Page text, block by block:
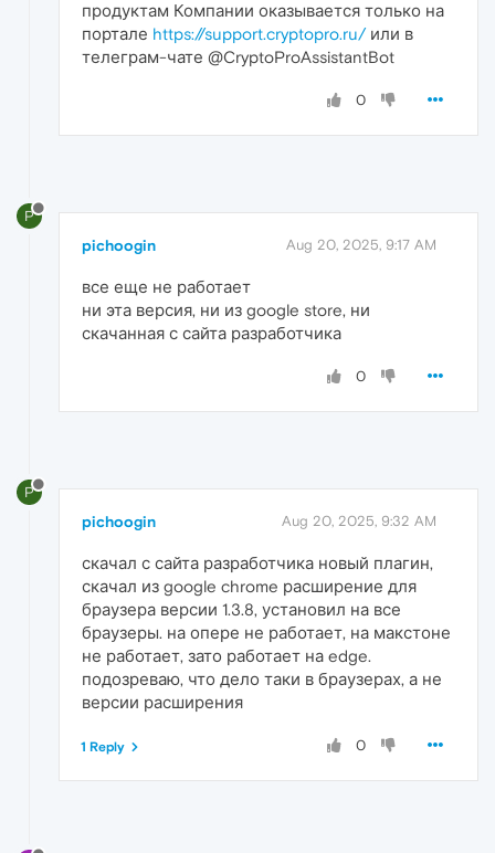
продуктам Компании оказывается только на
портале https://support.cryptopro.ru/или в
телеграм-чате @CryptoProAssistantBot
0
P
pichoogin Aug 20, 2025, 9:17 AM
все еще не работает
ни эта версия, ни из google store, ни
скачанная с сайта разработчика
0
P
pichoogin Aug 20, 2025, 9:32 AM
скачал с сайта разработчика новый плагин,
скачал из google chrome расширение для
браузера версии 1.3.8, установил на все
браузеры. на опере не работает, на макстоне
не работает, зато работает на edge.
подозреваю, что дело таки в браузерах, а не
версии расширения
0
1 Reply